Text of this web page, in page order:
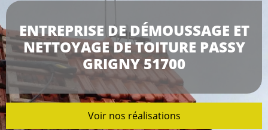
ENTREPRISE DE DÉMOUSSAGE ET
NETTOYAGE DE TOITURE PASSY
GRIGNY 51700
Voir nos réalisations